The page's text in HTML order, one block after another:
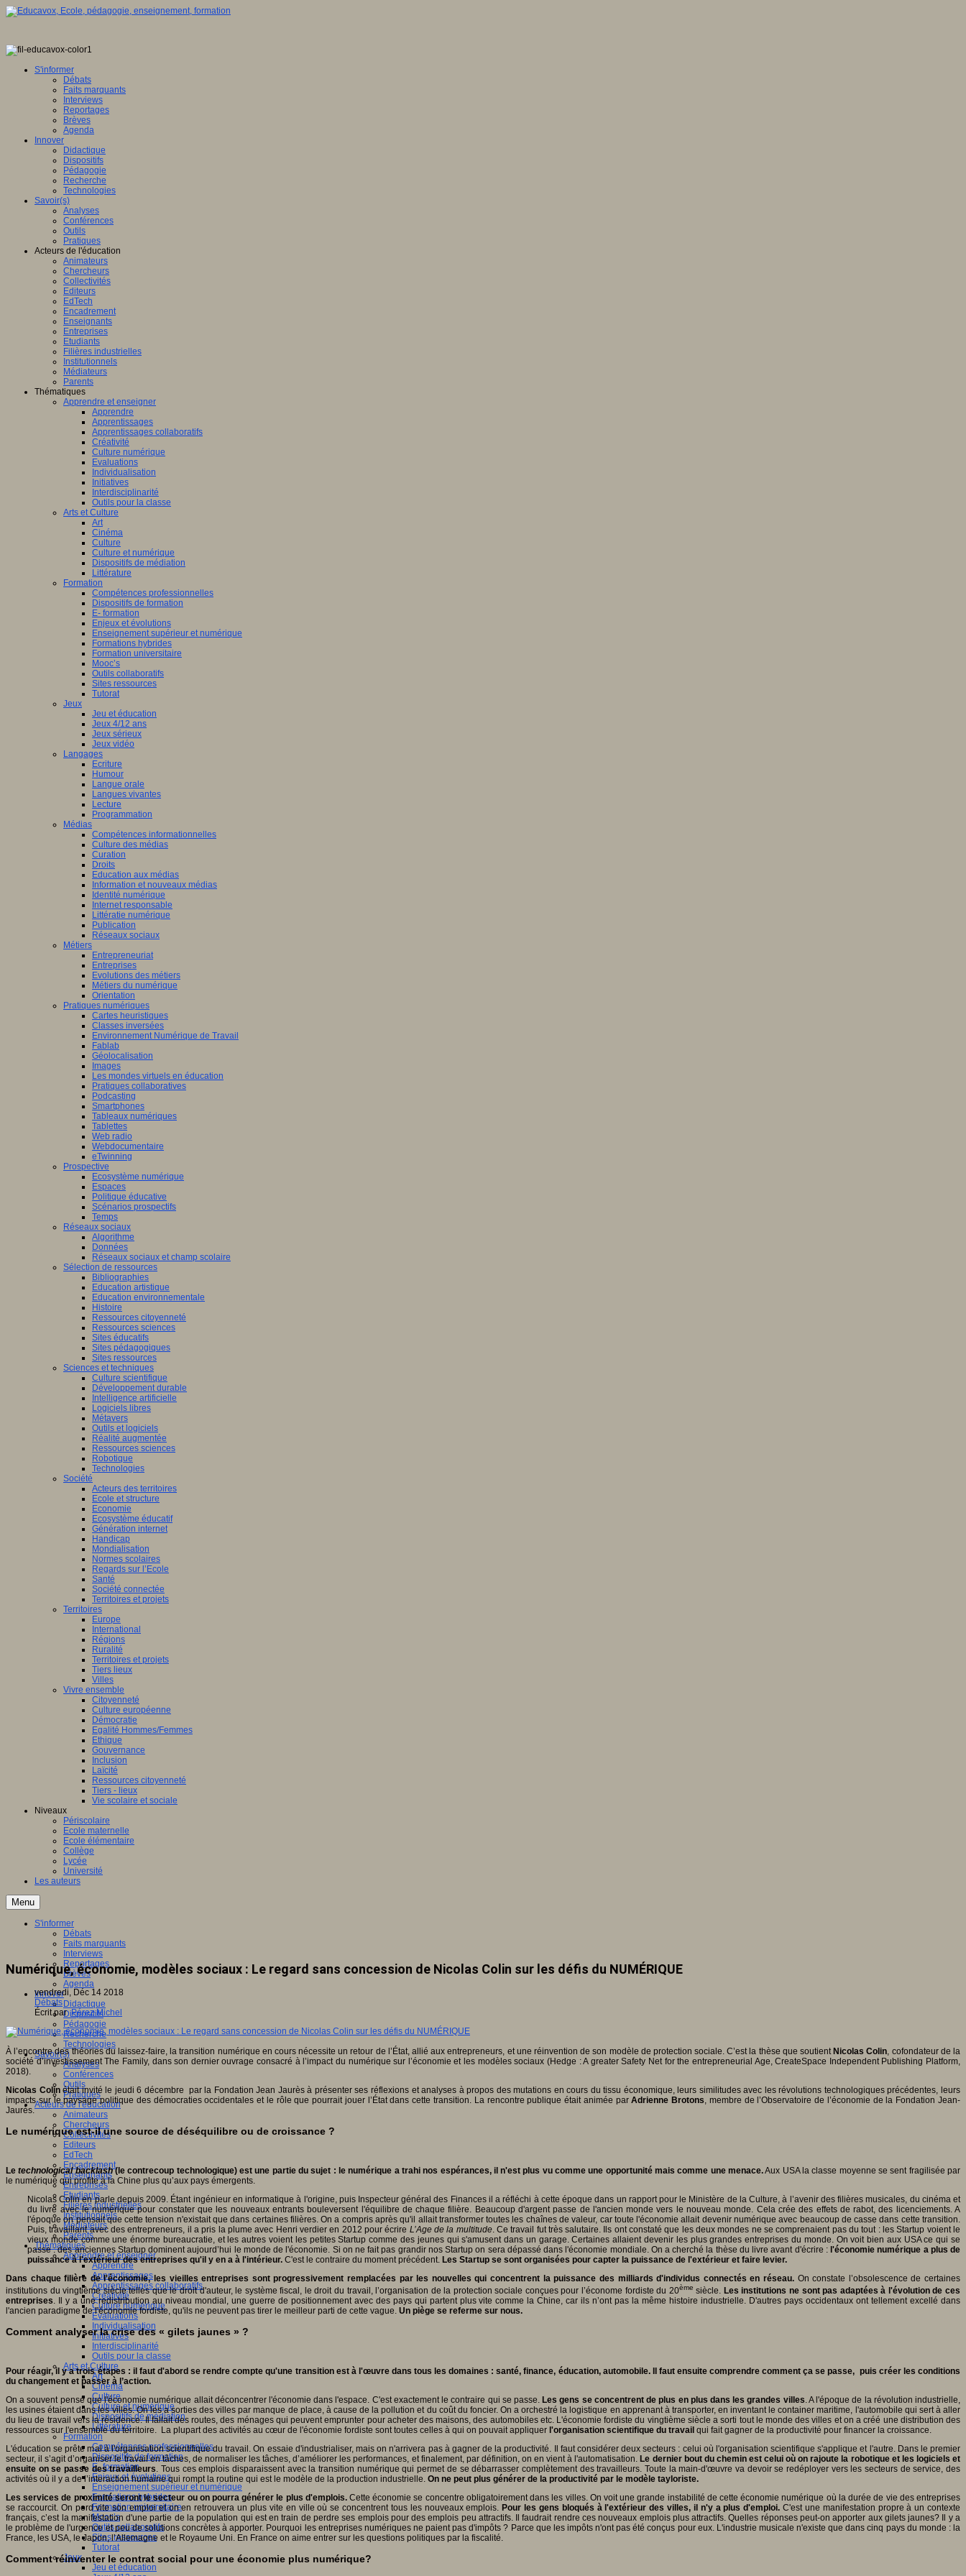
S'informer
Débats
Faits marquants
Interviews
Reportages
Brèves
Agenda
Innover
Didactique
Dispositifs
Pédagogie
Recherche
Technologies
Savoir(s)
Analyses
Conférences
Outils
Pratiques
Acteurs de l'éducation
Animateurs
Chercheurs
Collectivités
Editeurs
EdTech
Encadrement
Enseignants
Entreprises
Etudiants
Filières industrielles
Institutionnels
Médiateurs
Parents
Thématiques
Apprendre et enseigner
Apprendre
Apprentissages
Apprentissages collaboratifs
Créativité
Culture numérique
Evaluations
Individualisation
Initiatives
Interdisciplinarité
Outils pour la classe
Arts et Culture
Art
Cinéma
Culture
Culture et numérique
Dispositifs de médiation
Littérature
Formation
Compétences professionnelles
Dispositifs de formation
E- formation
Enjeux et évolutions
Enseignement supérieur et numérique
Formations hybrides
Formation universitaire
Mooc’s
Outils collaboratifs
Sites ressources
Tutorat
Jeux
Jeu et éducation
Jeux 4/12 ans
Jeux sérieux
Jeux vidéo
Langages
Ecriture
Humour
Langue orale
Langues vivantes
Lecture
Programmation
Médias
Compétences informationnelles
Culture des médias
Curation
Droits
Education aux médias
Information et nouveaux médias
Identité numérique
Internet responsable
Littératie numérique
Publication
Réseaux sociaux
Métiers
Entrepreneuriat
Entreprises
Evolutions des métiers
Métiers du numérique
Orientation
Pratiques numériques
Cartes heuristiques
Classes inversées
Environnement Numérique de Travail
Fablab
Géolocalisation
Images
Les mondes virtuels en éducation
Pratiques collaboratives
Podcasting
Smartphones
Tableaux numériques
Tablettes
Web radio
Webdocumentaire
eTwinning
Prospective
Ecosystème numérique
Espaces
Politique éducative
Scénarios prospectifs
Temps
Réseaux sociaux
Algorithme
Données
Réseaux sociaux et champ scolaire
Sélection de ressources
Bibliographies
Education artistique
Education environnementale
Histoire
Ressources citoyenneté
Ressources sciences
Sites éducatifs
Sites pédagogiques
Sites ressources
Sciences et techniques
Culture scientifique
Développement durable
Intelligence artificielle
Logiciels libres
Métavers
Outils et logiciels
Réalité augmentée
Ressources sciences
Robotique
Technologies
Société
Acteurs des territoires
Ecole et structure
Economie
Ecosystème éducatif
Génération internet
Handicap
Mondialisation
Normes scolaires
Regards sur l’Ecole
Santé
Société connectée
Territoires et projets
Territoires
Europe
International
Régions
Ruralité
Territoires et projets
Tiers lieux
Villes
Vivre ensemble
Citoyenneté
Culture européenne
Démocratie
Egalité Hommes/Femmes
Ethique
Gouvernance
Inclusion
Laïcité
Ressources citoyenneté
Tiers - lieux
Vie scolaire et sociale
Niveaux
Périscolaire
Ecole maternelle
Ecole élémentaire
Collège
Lycée
Université
Les auteurs
Menu
S'informer
Débats
Faits marquants
Interviews
Reportages
Brèves
Agenda
Innover
Didactique
Dispositifs
Pédagogie
Recherche
Technologies
Savoir(s)
Analyses
Conférences
Outils
Pratiques
Acteurs de l'éducation
Animateurs
Chercheurs
Collectivités
Editeurs
EdTech
Encadrement
Enseignants
Entreprises
Etudiants
Filières industrielles
Institutionnels
Médiateurs
Parents
Thématiques
Apprendre et enseigner
Apprendre
Apprentissages
Apprentissages collaboratifs
Créativité
Culture numérique
Evaluations
Individualisation
Initiatives
Interdisciplinarité
Outils pour la classe
Arts et Culture
Art
Cinéma
Culture
Culture et numérique
Dispositifs de médiation
Littérature
Formation
Compétences professionnelles
Dispositifs de formation
E- formation
Enjeux et évolutions
Enseignement supérieur et numérique
Formations hybrides
Formation universitaire
Mooc’s
Outils collaboratifs
Sites ressources
Tutorat
Jeux
Jeu et éducation
Numérique, économie, modèles sociaux : Le regard sans concession de Nicolas Colin sur les défis du NUMÉRIQUE
vendredi, Déc 14 2018
Débats
Écrit parPérez Michel
À l’encontre des théories du laissez-faire, la transition numérique en cours nécessite un retour de l’État, allié aux entrepreneurs, et une réinvention de son modèle de protection sociale. C’est la thèse que soutientNicolas Colin, cofondateur de la
société d’investissement The Family, dans son dernier ouvrage consacré à l’impact du numérique sur l’économie et les modèles sociaux (Hedge : A greater Safety Net for the entrepreneurial Age, CreateSpace Independent Publishing Platform,
2018).
Nicolas Colinétait invité le jeudi 6 décembre par la Fondation Jean Jaurès à présenter ses réflexions et analyses à propos des mutations en cours du tissu économique, leurs similitudes avec les révolutions technologiques précédentes, leurs
impacts sur le paysage politique des démocraties occidentales et le rôle que pourrait jouer l’État dans cette transition. La rencontre publique était animée parAdrienne Brotons, membre de l’Observatoire de l’économie de la Fondation Jean-
Jaurès.
Le numérique est-il une source de déséquilibre ou de croissance ?
Letechnological backlash(le contrecoup technologique) est une partie du sujet : le numérique a trahi nos espérances, il n'est plus vu comme une opportunité mais comme une menace.Aux USA la classe moyenne se sent fragilisée par
le numérique qui profite à la Chine plus qu’aux pays émergents.
Nicolas Colin en parle depuis 2009. Étant ingénieur en informatique à l'origine, puis Inspecteur général des Finances il a réfléchi à cette époque dans un rapport pour le Ministère de la Culture, à l’avenir des filières musicales, du cinéma et
du livre avec le numérique pour constater que les nouveaux entrants bouleversent l'équilibre de chaque filière. Beaucoup d'argent passe de l'ancien monde vers le nouveau monde. Cela crée des effets de rabot, des licenciements. A
l'époque on pensait que cette tension n'existait que dans certaines filières. On a compris après qu'il allait transformer toutes les chaînes de valeur, car toute l'économie allait devenir numérique avec beaucoup de casse dans cette transition.
Puis, travaillant avec des entrepreneurs, il a pris la plume avec Henri verdier en 2012 pour écrire L’Age de la multitude. Ce travail fut très salutaire. Ils ont constaté que les deux mondes ne se comprenaient pas du tout : les Startup voient le
vieux monde comme une énorme bureaucratie, et les autres voient les petites Startup comme des jeunes qui s'amusent dans un garage. Certaines allaient devenir les plus grandes entreprises du monde. On voit bien aux USA ce qui se
passe : des anciennes Startup dominent aujourd’hui le monde de l'économie. Si on ne fait pas grandir nos Startup on sera dépassé dans l'économie mondiale. On a cherché la thèse du livre avant d'écrire : l'économie numérique a plus de
puissance à l'extérieur des entreprises qu'il y en a à l'intérieur. C'est le contraire du moment précédent. Les Startup se sont organisées pour capter la puissance de l'extérieur et faire levier.
Dans chaque filière de l'économie, les vieilles entreprises sont progressivement remplacées par les nouvelles qui concentrent la puissance des milliards d'individus connectés en réseau.On constate l’obsolescence de certaines
institutions du vingtième siècle telles que le droit d'auteur, le système fiscal, le droit du travail, l’organisation de la protection sociale conçues pour l’économe fordiste du 20ème siècle. Les institutions ne sont pas adaptées à l'évolution de ces
entreprises. Il y a une redistribution au niveau mondial, une guerre de positionnement avec des pays qui partent plus vite comme la Chine, car ils n’ont pas la même histoire industrielle. D'autres pays occidentaux ont tellement excellé dans
l'ancien paradigme de l'économie fordiste, qu'ils ne peuvent pas tirer le meilleur parti de cette vague. Un piège se referme sur nous.
Comment analyser la crise des « gilets jaunes » ?
Pour réagir, il y a trois étapes : il faut d'abord se rendre compte qu'une transition est à l'œuvre dans tous les domaines : santé, finance, éducation, automobile. Il faut ensuite comprendre comment ça se passe, puis créer les conditions
du changement et passer à l’action.
On a souvent pensé que l'économie numérique allait déconcentrer l'économie dans l'espace. C'est exactement le contraire qui se passe. Les gens se concentrent de plus en plus dans les grandes villes. A l'époque de la révolution industrielle,
les usines étaient dans les villes. On les a sorties des villes par manque de place, à cause de la pollution et du coût du foncier. On a orchestré la logistique en apprenant à transporter, en inventant le container maritime, l'automobile qui sert à aller
du lieu de travail vers la résidence. Il fallait des routes, des ménages qui peuvent emprunter pour acheter des maisons, des automobiles etc. L'économie fordiste du vingtième siècle a sorti tout le monde des villes et on a créé une distribution des
ressources sur l'ensemble du territoire. La plupart des activités au cœur de l'économie fordiste sont toutes celles à qui on pouvait appliquer l'organisation scientifique du travail qui fait gagner de la productivité pour financer la croissance.
L'éducation se prête mal à l'organisation scientifique du travail. On essaie d'industrialiser, mais on n'arrivera pas à gagner de la productivité. Il faut considérer deux secteurs : celui où l'organisation scientifique s'applique et l'autre. Dans le premier
secteur, il s’agit d’organiser le travail en tâches, de normaliser les tâches, d’améliorer les performances, et finalement, par définition, on en vient à l'automatisation. Le dernier bout du chemin est celui où on rajoute la robotique et les logiciels et
ensuite on se passe des travailleurs. Tous ces emplois disparaissent avec la transition numérique qui permet de se débarrasser complètement des travailleurs. Toute la main-d'œuvre va devoir se redéployer vers les secteurs de service, des
activités où il y a de l’interaction humaine qui rompt la routine qui est le modèle de la production industrielle. On ne peut plus générer de la productivité par le modèle tayloriste.
Les services de proximité seront le secteur ou on pourra générer le plus d'emplois.Cette économie se concentre obligatoirement dans les villes. On voit une grande instabilité de cette économie numérique où la durée de vie des entreprises
se raccourcit. On perd vite son emploi et on en retrouvera un plus vite en ville où se concentrent tous les nouveaux emplois. Pour les gens bloqués à l'extérieur des villes, il n'y a plus d'emploi. C'est une manifestation propre à un contexte
français, c’est la manifestation d'une partie de la population qui est en train de perdre ses emplois pour des emplois peu attractifs. Il faudrait rendre ces nouveaux emplois plus attractifs. Quelles réponses peut-on apporter aux gilets jaunes? Il y a
le problème de l'urgence et peu de solutions concrètes à apporter. Pourquoi les entreprises numériques ne paient pas d'impôts ? Parce que les impôts n'ont pas été conçus pour eux. L'industrie musicale n'existe que dans cinq pays du monde : la
France, les USA, le Japon, l’Allemagne et le Royaume Uni. En France on aime entrer sur les questions politiques par la fiscalité.
Comment réinventer le contrat social pour une économie plus numérique?